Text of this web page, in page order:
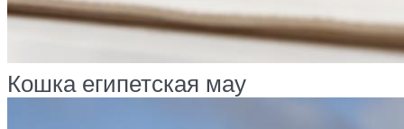
Кошка египетская мау